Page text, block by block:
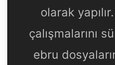
olarak yapılır.
çalışmalarını
ebru